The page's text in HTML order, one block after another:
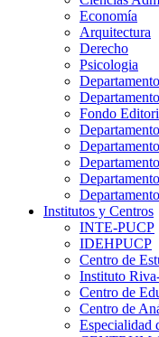
Economía
Arquitectura
Derecho
Psicologia
Fondo
Institutos y Centros
INTE-PUCP
IDEHPUCP
Centro de
Instituto
Centro de
Centro de
Especialidad